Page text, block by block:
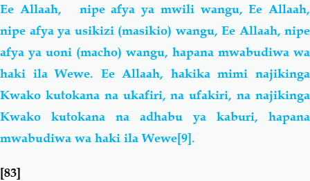
Ee Allaah, nipe afya ya mwili wangu, Ee Allaah,
nipe afya ya usikizi (masikio) wangu, Ee Allaah, nipe
afya ya uoni (macho) wangu, hapana mwabudiwa wa
haki ila Wewe. Ee Allaah, hakika mimi najikinga
Kwako kutokana na ukafiri, na ufakiri, na najikinga
Kwako kutokana na adhabu ya kaburi, hapana
mwabudiwa wa haki ila Wewe[9].
[83]